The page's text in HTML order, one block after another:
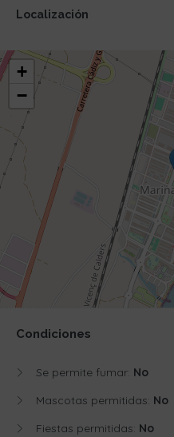
Localización
+
−
Condiciones
Se permite fumar: No
Mascotas permitidas: No
Fiestas permitidas: No